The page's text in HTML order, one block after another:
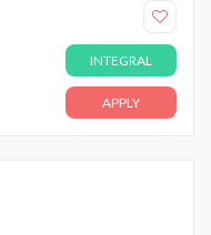
INTEGRAL
APPLY